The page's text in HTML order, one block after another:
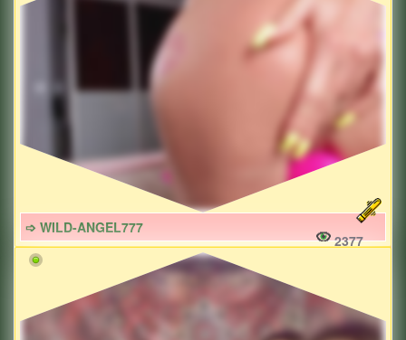
➩ WILD-ANGEL777
2377